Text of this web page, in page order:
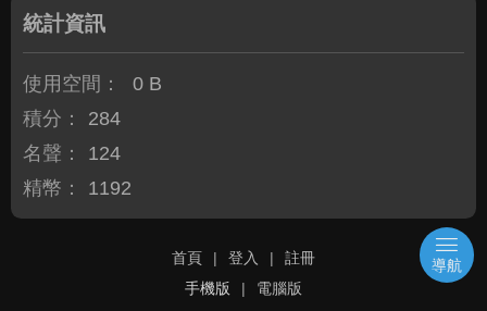
統計資訊
使用空間：
0 B
積分：
284
名聲：
124
精幣：
1192
首頁 | 登入 |
註冊
手機版
| 電腦版
導航